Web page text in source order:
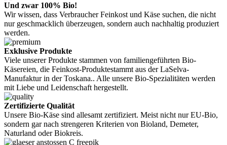
Und zwar 100% Bio!
Wir wissen, dass Verbraucher Feinkost und Käse suchen, die nicht
nur geschmacklich überzeugen, sondern auch nachhaltig produziert
werden.
Exklusive Produkte
Viele unserer Produkte stammen von familiengeführten Bio-
Käsereien, die Feinkost-Produktestammt aus der LaSelva-
Manufaktur in der Toskana.. Alle unsere Bio-Spezialitäten werden
mit Liebe und Leidenschaft hergestellt.
Zertifizierte Qualität
Unsere Bio-Käse sind allesamt zertifiziert. Meist nicht nur EU-Bio,
sondern gar nach strengeren Kriterien von Bioland, Demeter,
Naturland oder Biokreis.